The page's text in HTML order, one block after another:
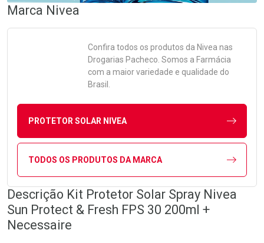
Marca Nivea
Confira todos os produtos da Nivea nas
Drogarias Pacheco. Somos a Farmácia
com a maior variedade e qualidade do
Brasil.
PROTETOR SOLAR NIVEA
TODOS OS PRODUTOS DA MARCA
Descrição Kit Protetor Solar Spray Nivea
Sun Protect & Fresh FPS 30 200ml +
Necessaire